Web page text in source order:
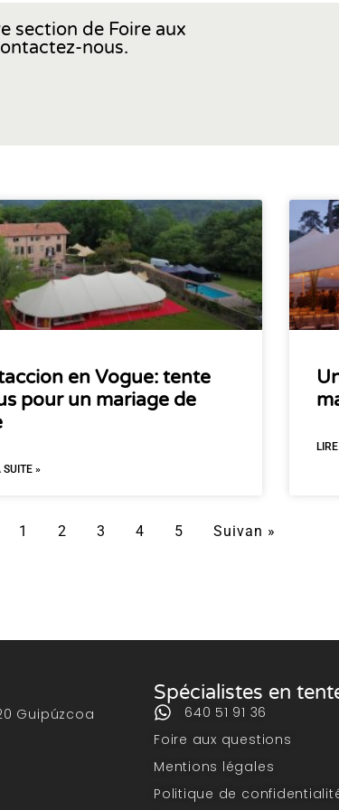
section de Foire aux
nous.
en Vogue: tente
pour un mariage de
SUITE »
1 2 3 4 5 Suivan »
Guipúzcoa
Spécialistes en
640 51 91 36
Foire aux questions
Mentions légales
Politique de